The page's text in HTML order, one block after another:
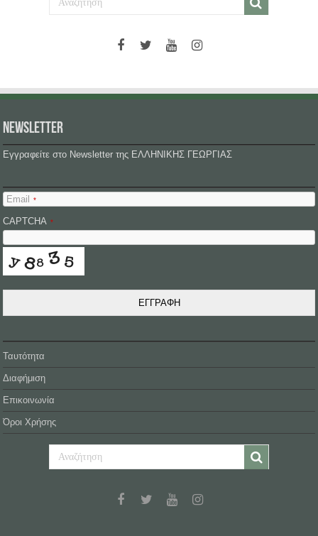
NEWSLETTER
Εγγραφείτε στο Newsletter της ΕΛΛΗΝΙΚΗΣ ΓΕΩΡΓΙΑΣ
Email *
CAPTCHA *
ΕΓΓΡΑΦΗ
Ταυτότητα
Διαφήμιση
Επικοινωνία
Όροι Χρήσης